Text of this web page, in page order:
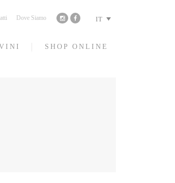
IT
Dove Siamo
SHOP ONLINE